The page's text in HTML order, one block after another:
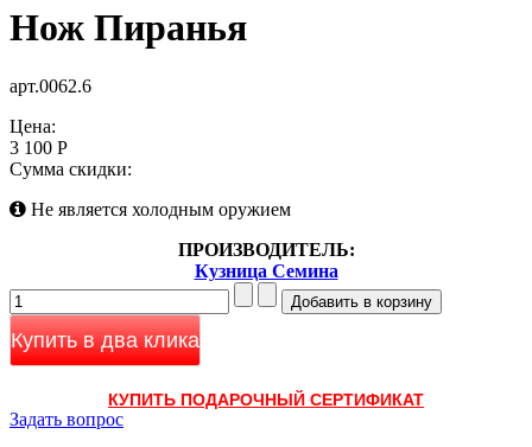
Нож Пиранья
арт.0062.6
Цена:
3 100 Р
Сумма скидки:
Не является холодным оружием
ПРОИЗВОДИТЕЛЬ:
Кузница Семина
Купить в два клика
КУПИТЬ ПОДАРОЧНЫЙ СЕРТИФИКАТ
Задать вопрос